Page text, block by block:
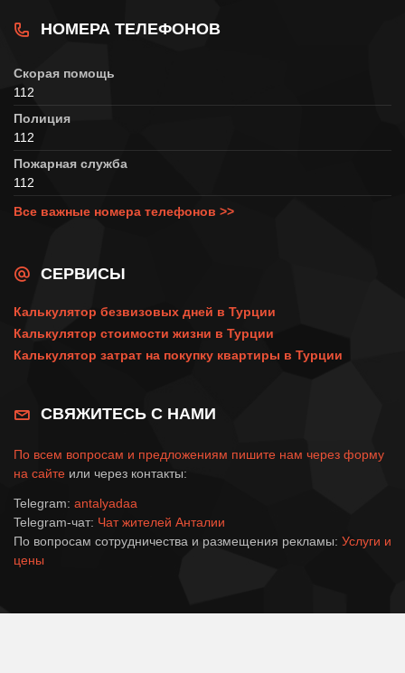
НОМЕРА ТЕЛЕФОНОВ
Скорая помощь
112
Полиция
112
Пожарная служба
112
Все важные номера телефонов >>
СЕРВИСЫ
Калькулятор безвизовых дней в Турции
Калькулятор стоимости жизни в Турции
Калькулятор затрат на покупку квартиры в Турции
СВЯЖИТЕСЬ С НАМИ
По всем вопросам и предложениям пишите нам через форму
на сайте или через контакты:
Telegram: antalyadaa
Telegram-чат: Чат жителей Анталии
По вопросам сотрудничества и размещения рекламы: Услуги и
цены